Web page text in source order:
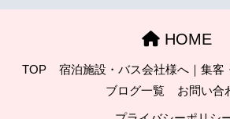
HOME
TOP
宿泊施設・バス会社様へ｜集客
ブログ一覧
お問い合